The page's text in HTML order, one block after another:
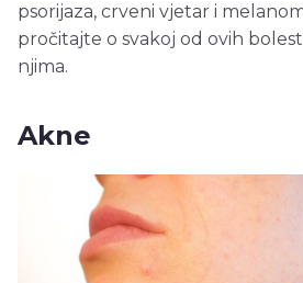
psorijaza, crveni vjetar i
pročitajte o svakoj od ovih
njima.
Akne